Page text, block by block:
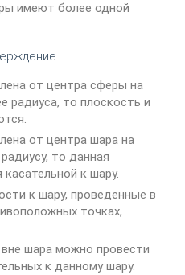
имеют более одной
от центра сферы на
радиуса, то плоскость и
от центра шара на
то данная
к шару.
к шару, проведенные в
точках,
шара можно провести
к данному шару.